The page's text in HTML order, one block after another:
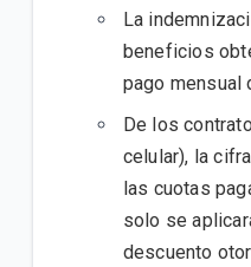
La
beneficios
pago mensual
De los
celular), la
las cuotas
solo se
descuento